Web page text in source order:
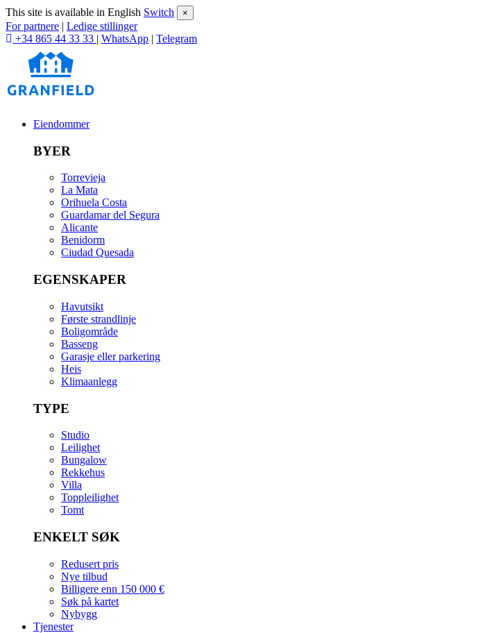
This site is available in English Switch ×
For partnere | Ledige stillinger
+34 865 44 33 33 | WhatsApp | Telegram
Eiendommer
BYER
Torrevieja
La Mata
Orihuela Costa
Guardamar del Segura
Alicante
Benidorm
Ciudad Quesada
EGENSKAPER
Havutsikt
Første strandlinje
Boligområde
Basseng
Garasje eller parkering
Heis
Klimaanlegg
TYPE
Studio
Leilighet
Bungalow
Rekkehus
Villa
Toppleilighet
Tomt
ENKELT SØK
Redusert pris
Nye tilbud
Billigere enn 150 000 €
Søk på kartet
Nybygg
Tjenester